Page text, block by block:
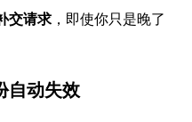
交请求 ，即使你只是晚了
自动失效